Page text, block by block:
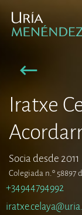
Iratxe
Socia desde 2011
Colegiada n.º
+34944794992